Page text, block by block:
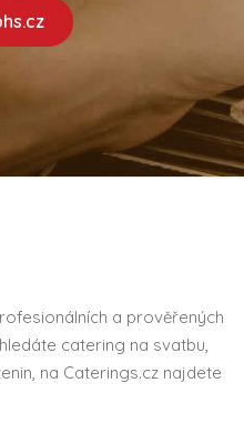
a prověřených
catering na svatbu,
na Caterings.cz najdete